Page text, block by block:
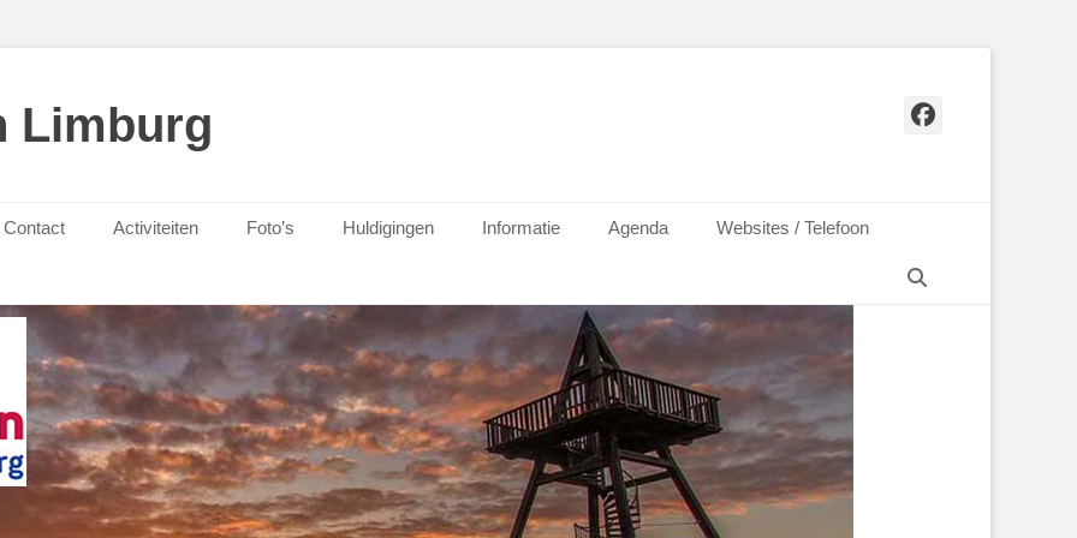
Limburg Facebook
Contact Activiteiten Foto’s Huldigingen Informatie Agenda
Websites / Telefoon